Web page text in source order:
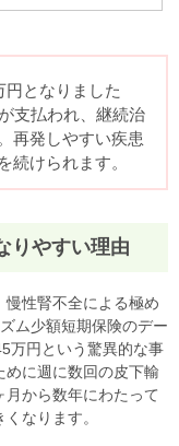
となりました
支払われ、継続治
再発しやすい疾患
続けられます。
りやすい理由
性腎不全による極め
ム少額短期保険のデー
万円という驚異的な事
めに週に数回の皮下輸
から数年にわたって
なります。